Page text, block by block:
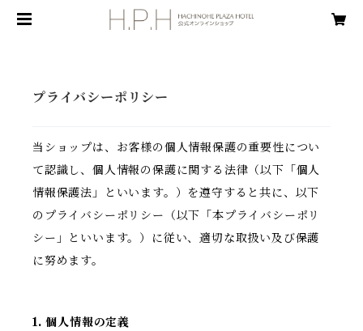
プライバシーポリシー
当ショップは、お客様の個人情報保護の重要性につい
て認識し、個人情報の保護に関する法律（以下「個人
情報保護法」といいます。）を遵守すると共に、以下
のプライバシーポリシー（以下「本プライバシーポリ
シー」といいます。）に従い、適切な取扱い及び保護
に努めます。
1. 個人情報の定義